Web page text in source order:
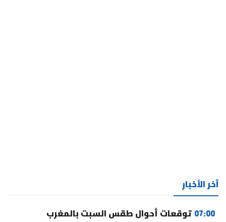
آخر الأخبار
07:00 توقعات أحوال طقس السبت بالمغرب